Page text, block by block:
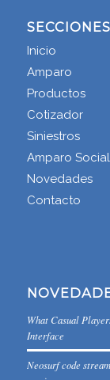
SECCIONES
Inicio
Amparo
Productos
Cotizador
Siniestros
Amparo Social
Novedades
Contacto
What Casual
Interface
Neosurf code